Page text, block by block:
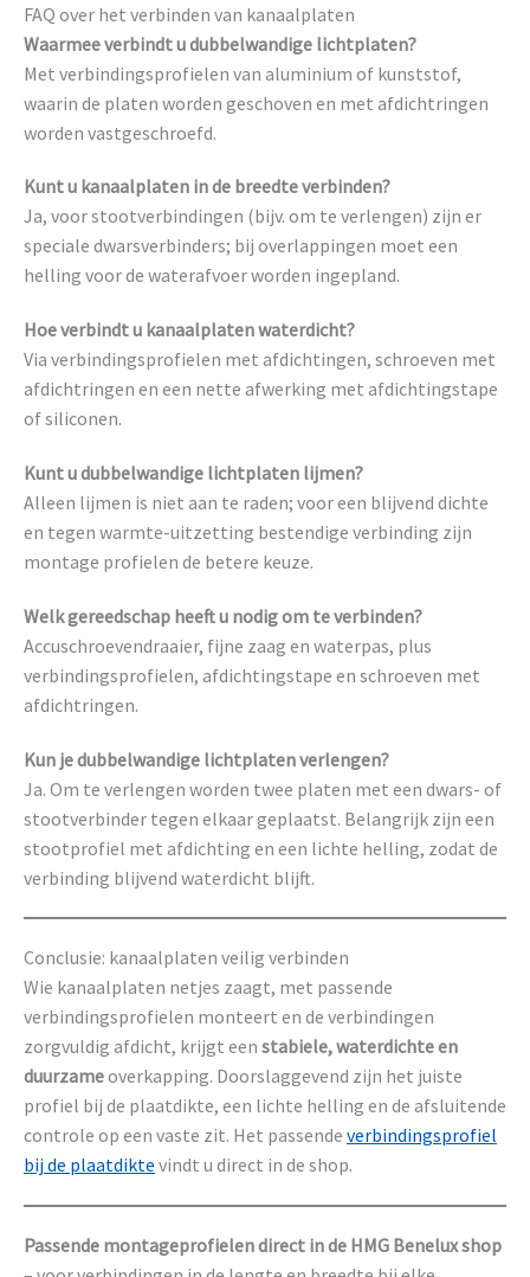
FAQ over het verbinden van kanaalplaten
Waarmee verbindt u dubbelwandige lichtplaten?
Met verbindingsprofielen van aluminium of kunststof,
waarin de platen worden geschoven en met afdichtringen
worden vastgeschroefd.
Kunt u kanaalplaten in de breedte verbinden?
Ja, voor stootverbindingen (bijv. om te verlengen) zijn er
speciale dwarsverbinders; bij overlappingen moet een
helling voor de waterafvoer worden ingepland.
Hoe verbindt u kanaalplaten waterdicht?
Via verbindingsprofielen met afdichtingen, schroeven met
afdichtringen en een nette afwerking met afdichtingstape
of siliconen.
Kunt u dubbelwandige lichtplaten lijmen?
Alleen lijmen is niet aan te raden; voor een blijvend dichte
en tegen warmte-uitzetting bestendige verbinding zijn
montage profielen de betere keuze.
Welk gereedschap heeft u nodig om te verbinden?
Accuschroevendraaier, fijne zaag en waterpas, plus
verbindingsprofielen, afdichtingstape en schroeven met
afdichtringen.
Kun je dubbelwandige lichtplaten verlengen?
Ja. Om te verlengen worden twee platen met een dwars- of
stootverbinder tegen elkaar geplaatst. Belangrijk zijn een
stootprofiel met afdichting en een lichte helling, zodat de
verbinding blijvend waterdicht blijft.
Conclusie: kanaalplaten veilig verbinden
Wie kanaalplaten netjes zaagt, met passende
verbindingsprofielen monteert en de verbindingen
zorgvuldig afdicht, krijgt een stabiele, waterdichte en
duurzameoverkapping. Doorslaggevend zijn het juiste
profiel bij de plaatdikte, een lichte helling en de afsluitende
controle op een vaste zit. Het passende verbindingsprofiel
bij de plaatdikte vindt u direct in de shop.
Passende montageprofielen direct in de HMG Benelux shop